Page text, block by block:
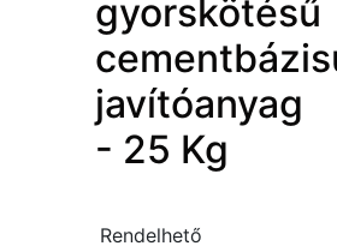
gyorskötésű
javítóanyag
- 25 Kg
Rendelhető